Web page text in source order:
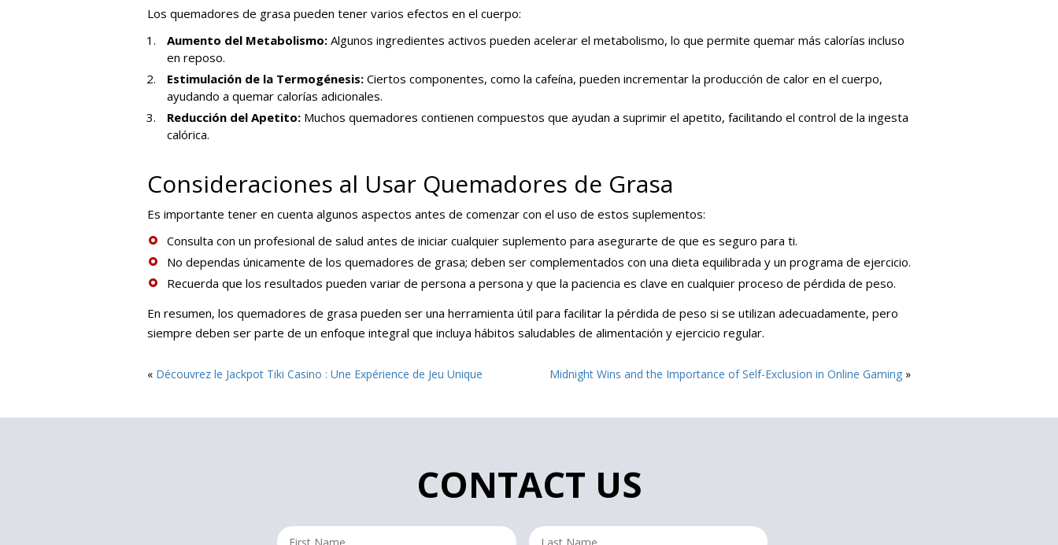
Los quemadores de grasa pueden tener varios efectos en el cuerpo:
Aumento del Metabolismo: Algunos ingredientes activos pueden acelerar el metabolismo, lo que permite quemar más calorías incluso
en reposo.
Estimulación de la Termogénesis: Ciertos componentes, como la cafeína, pueden incrementar la producción de calor en el cuerpo,
ayudando a quemar calorías adicionales.
Reducción del Apetito: Muchos quemadores contienen compuestos que ayudan a suprimir el apetito, facilitando el control de la ingesta
calórica.
Consideraciones al Usar Quemadores de Grasa
Es importante tener en cuenta algunos aspectos antes de comenzar con el uso de estos suplementos:
Consulta con un profesional de salud antes de iniciar cualquier suplemento para asegurarte de que es seguro para ti.
No dependas únicamente de los quemadores de grasa; deben ser complementados con una dieta equilibrada y un programa de ejercicio.
Recuerda que los resultados pueden variar de persona a persona y que la paciencia es clave en cualquier proceso de pérdida de peso.
En resumen, los quemadores de grasa pueden ser una herramienta útil para facilitar la pérdida de peso si se utilizan adecuadamente, pero
siempre deben ser parte de un enfoque integral que incluya hábitos saludables de alimentación y ejercicio regular.
« Découvrez le Jackpot Tiki Casino : Une Expérience de Jeu Unique Midnight Wins and the Importance of Self-Exclusion in Online Gaming »
CONTACT US